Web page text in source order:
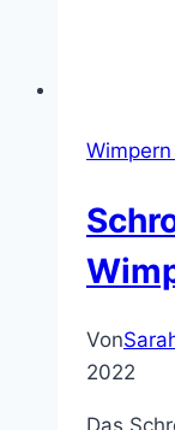
Von
2022